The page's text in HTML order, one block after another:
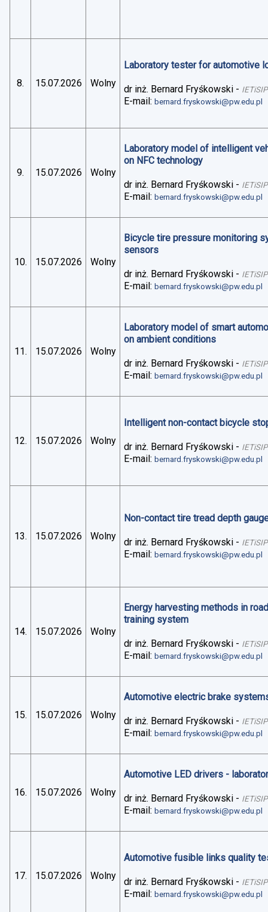
8. 15.07.2026 Wolny
Laboratory tester for automotive
dr inż. Bernard Fryśkowski - IETiSIP
E-mail:bernard.fryskowski@pw.edu.pl
9. 15.07.2026 Wolny
Laboratory model of intelligent
on NFC technology
dr inż. Bernard Fryśkowski - IETiSIP
E-mail:bernard.fryskowski@pw.edu.pl
10. 15.07.2026 Wolny
Bicycle tire pressure monitoring
sensors
dr inż. Bernard Fryśkowski - IETiSIP
E-mail:bernard.fryskowski@pw.edu.pl
11. 15.07.2026 Wolny
Laboratory model of smart
on ambient conditions
dr inż. Bernard Fryśkowski - IETiSIP
E-mail:bernard.fryskowski@pw.edu.pl
12. 15.07.2026 Wolny
Intelligent non-contact bicycle
dr inż. Bernard Fryśkowski - IETiSIP
E-mail:bernard.fryskowski@pw.edu.pl
13. 15.07.2026 Wolny
Non-contact tire tread depth
dr inż. Bernard Fryśkowski - IETiSIP
E-mail:bernard.fryskowski@pw.edu.pl
14. 15.07.2026 Wolny
Energy harvesting methods in
training system
dr inż. Bernard Fryśkowski - IETiSIP
E-mail:bernard.fryskowski@pw.edu.pl
15. 15.07.2026 Wolny
Automotive electric brake
dr inż. Bernard Fryśkowski - IETiSIP
E-mail:bernard.fryskowski@pw.edu.pl
16. 15.07.2026 Wolny
Automotive LED drivers -
dr inż. Bernard Fryśkowski - IETiSIP
E-mail:bernard.fryskowski@pw.edu.pl
17. 15.07.2026 Wolny
Automotive fusible links quality
dr inż. Bernard Fryśkowski - IETiSIP
E-mail:bernard.fryskowski@pw.edu.pl